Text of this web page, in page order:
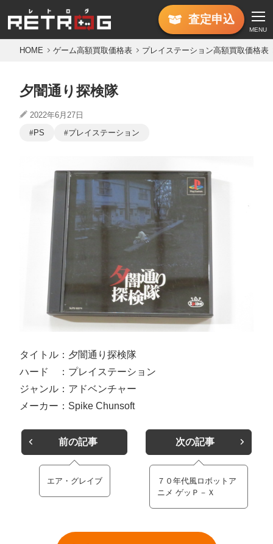
査定申込
MENU
HOME ゲーム高額買取価格表 プレイステーション高額買取価格表
夕闇通り探検隊
2022年6月27日
PS
プレイステーション
タイトル：夕闇通り探検隊
ハード ：プレイステーション
ジャンル：アドベンチャー
メーカー：Spike Chunsoft
前の記事
エア・グレイブ
次の記事
７０年代風ロボットア
ニメ ゲッＰ－Ｘ